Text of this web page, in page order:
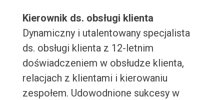
Kierownik ds. obsługi klienta
Dynamiczny i utalentowany specjalista
ds. obsługi klienta z 12-letnim
doświadczeniem w obsłudze klienta,
relacjach z klientami i kierowaniu
zespołem. Udowodnione sukcesy w